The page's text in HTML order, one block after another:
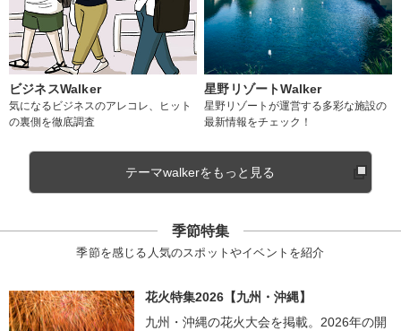
ビジネスWalker
気になるビジネスのアレコレ、ヒット
の裏側を徹底調査
星野リゾートWalker
星野リゾートが運営する多彩な施設の
最新情報をチェック！
テーマwalkerをもっと見る
季節特集
季節を感じる人気のスポットやイベントを紹介
花火特集2026【九州・沖縄】
九州・沖縄の花火大会を掲載。2026年の開